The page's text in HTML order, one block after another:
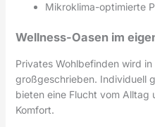
Mikroklima-optimierte
Wellness-Oasen im
Privates Wohlbefinden wird
großgeschrieben. Individuell
bieten eine Flucht vom Alltag
Komfort.